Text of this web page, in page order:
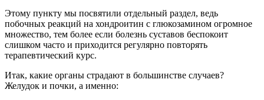
Этому пункту мы посвятили отдельный раздел, ведь
побочных реакций на хондроитин с глюкозамином огромное
множество, тем более если болезнь суставов беспокоит
слишком часто и приходится регулярно повторять
терапевтический курс.
Итак, какие органы страдают в большинстве случаев?
Желудок и почки, а именно: